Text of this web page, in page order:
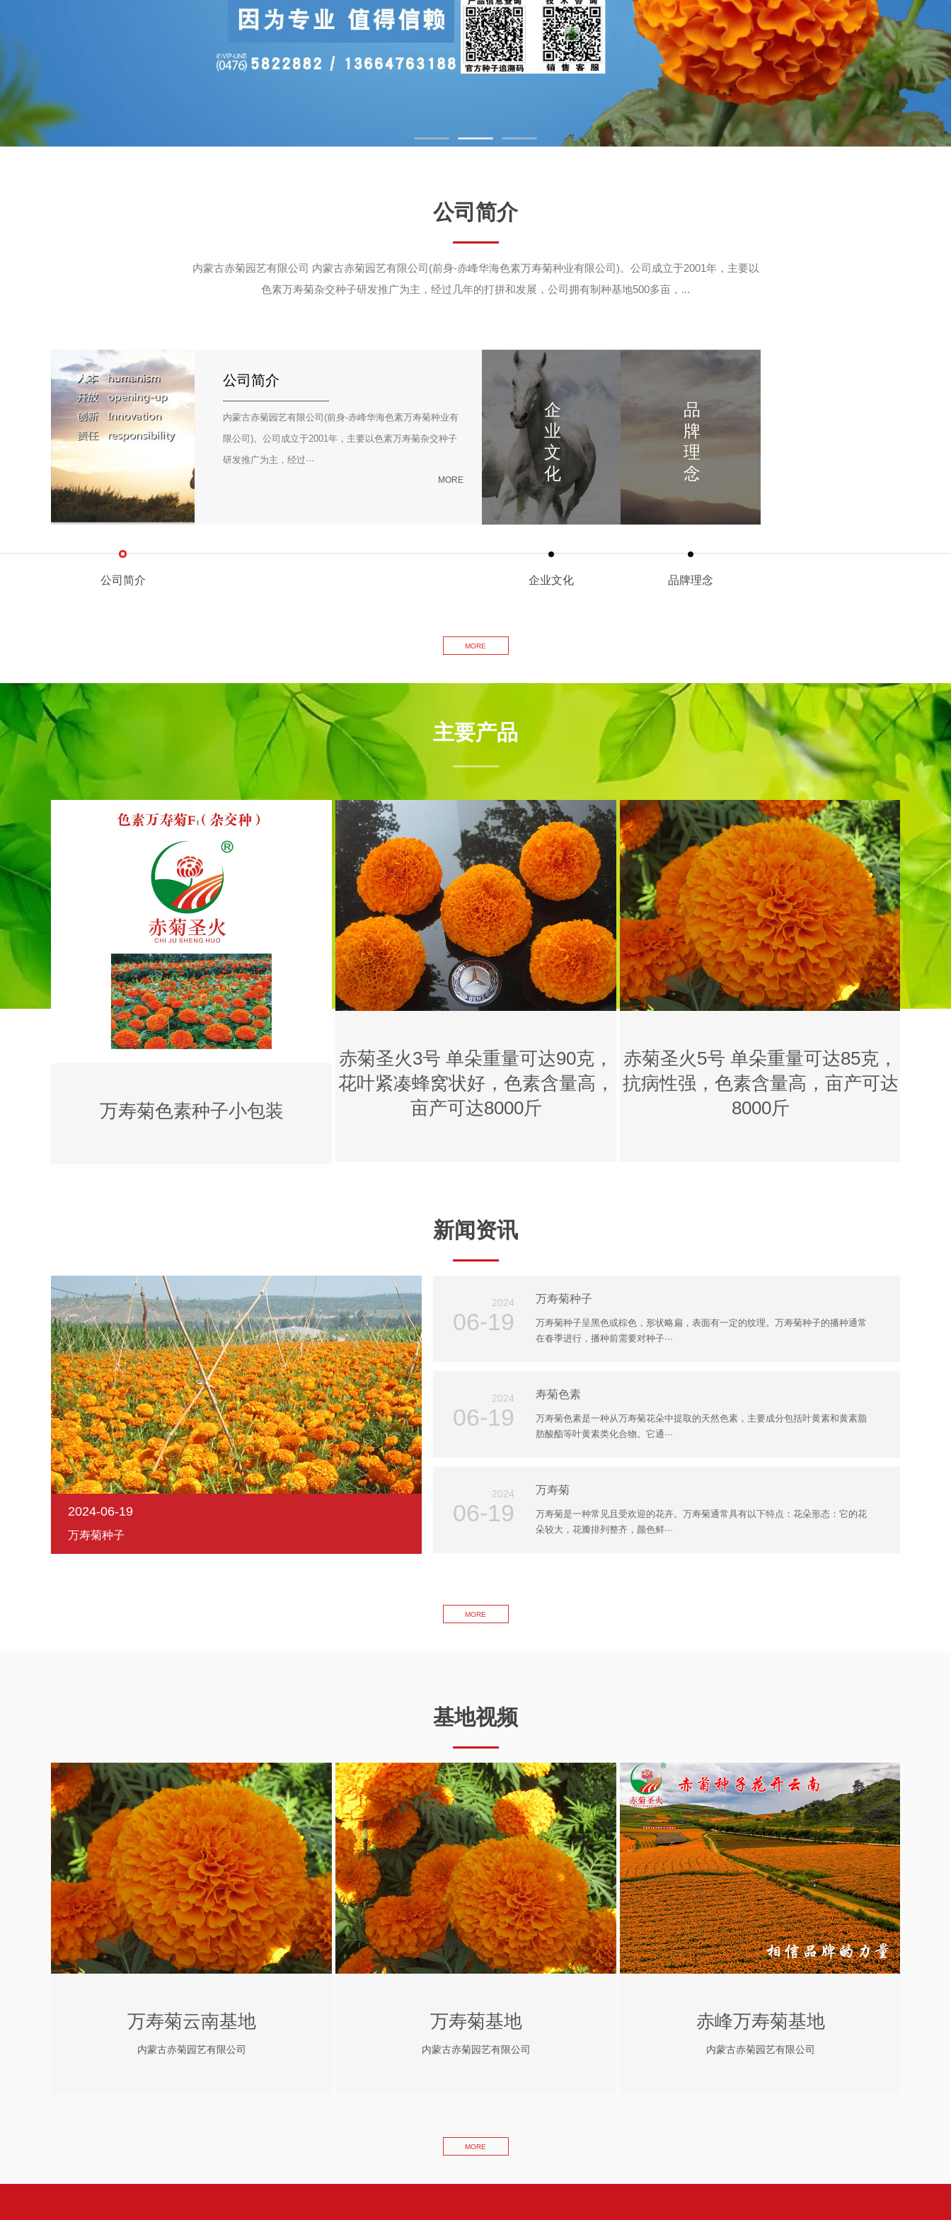
公司简介
内蒙古赤菊园艺有限公司 内蒙古赤菊园艺有限公司(前身-赤峰华海色素万寿菊种业有限公司)。公司成立于2001年，主要以
色素万寿菊杂交种子研发推广为主，经过几年的打拼和发展，公司拥有制种基地500多亩，...
公司简介
内蒙古赤菊园艺有限公司(前身-赤峰华海色素万寿菊种业有
限公司)。公司成立于2001年，主要以色素万寿菊杂交种子
研发推广为主，经过···
MORE
公司简介
企
业
文
化
企业文化
企业文化
品
牌
理
念
品牌理念
品牌理念
MORE
主要产品
万寿菊色素种子小包装
赤菊圣火3号 单朵重量可达90克，
花叶紧凑蜂窝状好，色素含量高，
亩产可达8000斤
赤菊圣火5号 单朵重量可达85克，
抗病性强，色素含量高，亩产可达
8000斤
新闻资讯
2024-06-19
万寿菊种子
2024
06-19
万寿菊种子
万寿菊种子呈黑色或棕色，形状略扁，表面有一定的纹理。万寿菊种子的播种通常
在春季进行，播种前需要对种子···
2024
06-19
寿菊色素
万寿菊色素是一种从万寿菊花朵中提取的天然色素，主要成分包括叶黄素和黄素脂
肪酸酯等叶黄素类化合物。它通···
2024
06-19
万寿菊
万寿菊是一种常见且受欢迎的花卉。万寿菊通常具有以下特点：花朵形态：它的花
朵较大，花瓣排列整齐，颜色鲜···
MORE
基地视频
万寿菊云南基地
内蒙古赤菊园艺有限公司
万寿菊基地
内蒙古赤菊园艺有限公司
赤峰万寿菊基地
内蒙古赤菊园艺有限公司
MORE